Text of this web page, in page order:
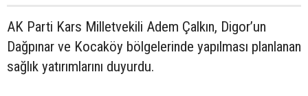
AK Parti Kars Milletvekili Adem Çalkın, Digor’un
Dağpınar ve Kocaköy bölgelerinde yapılması planlanan
sağlık yatırımlarını duyurdu.